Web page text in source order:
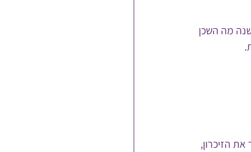
מה השכן
הזיכרון,